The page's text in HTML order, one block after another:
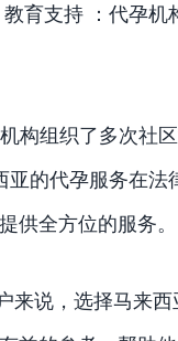
育支持 ：代孕
构组织了多次社
亚的代孕服务在
供全方位的服务。
来说，选择马来